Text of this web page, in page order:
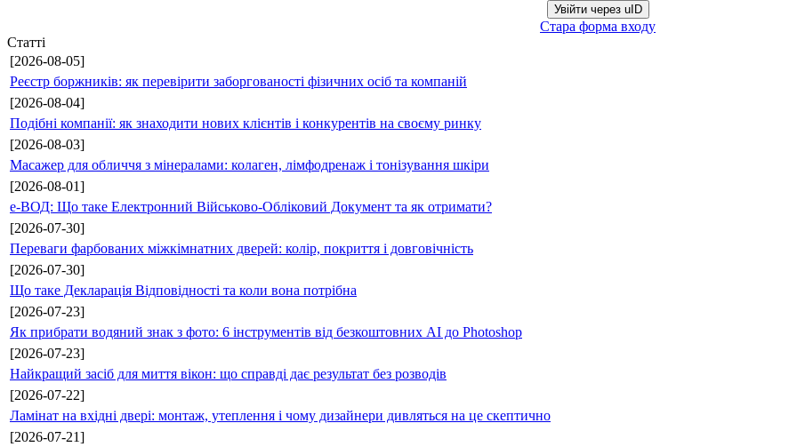
Увійти через uID
Стара форма входу
Статті
[2026-08-05]
Реєстр боржників: як перевірити заборгованості фізичних осіб та компаній
[2026-08-04]
Подібні компанії: як знаходити нових клієнтів і конкурентів на своєму ринку
[2026-08-03]
Масажер для обличчя з мінералами: колаген, лімфодренаж і тонізування шкіри
[2026-08-01]
е-ВОД: Що таке Електронний Військово-Обліковий Документ та як отримати?
[2026-07-30]
Переваги фарбованих міжкімнатних дверей: колір, покриття і довговічність
[2026-07-30]
Що таке Декларація Відповідності та коли вона потрібна
[2026-07-23]
Як прибрати водяний знак з фото: 6 інструментів від безкоштовних AI до Photoshop
[2026-07-23]
Найкращий засіб для миття вікон: що справді дає результат без розводів
[2026-07-22]
Ламінат на вхідні двері: монтаж, утеплення і чому дизайнери дивляться на це скептично
[2026-07-21]